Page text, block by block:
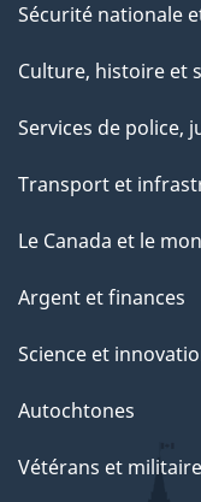
Sécurité nationale
Culture, histoire et
Services de police,
Transport et
Le Canada et le
Argent et finances
Science et
Autochtones
Vétérans et